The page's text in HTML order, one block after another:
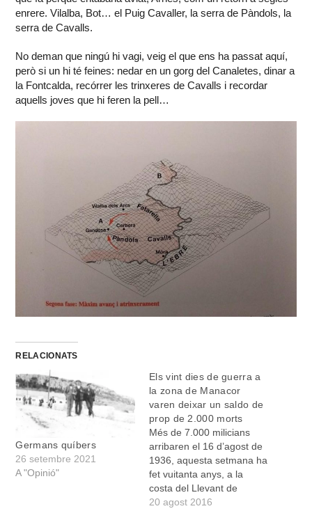
enrere. Vilalba, Bot… el Puig Cavaller, la serra de Pàndols, la
serra de Cavalls.
No deman que ningú hi vagi, veig el que ens ha passat aquí,
però si un hi té feines: nedar en un gorg del Canaletes, dinar a
la Fontcalda, recórrer les trinxeres de Cavalls i recordar
aquells joves que hi feren la pell…
RELACIONATS
Germans quíbers
26 setembre 2021
A "Opinió"
Els vint dies de guerra a
la zona de Manacor
varen deixar un saldo de
prop de 2.000 morts
Més de 7.000 milicians
arribaren el 16 d’agost de
1936, aquesta setmana ha
fet vuitanta anys, a la
costa del Llevant de
Mallorca. Comandats pel
20 agost 2016